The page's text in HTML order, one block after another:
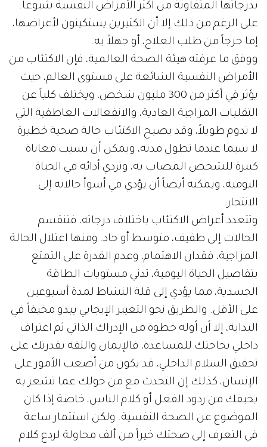
بدرجاتها المتفاوتة من أكثر الأمراض النفسية شيوعاً.
على الرغم من ذلك إلا أن الكثيرين يستكينون لأعراضها،
إما حرجاً من طلب العلاج، أو جهلاً به.
ووفق ما عرفته هيئة الصحة العالمية، فإن الاكتئاب من
الأمراض النفسية الشائعة على مستوى العالم، حيث
يؤثر في أكثر من 300 مليون شخص، ويختلف كلياً عن
التقلبات المزاجية العادية، والانفعالات العاطفية التي
لا تدوم طويلاً، وقد يصبح الاكتئاب حالة صحية خطيرة
لا سيما عندما تطول مدته، ويمكن أن يسبب معاناة
كبيرة للشخص المصاب به، وتردي أدائه في الحياة
اليومية، ويمكنه أيضاً أن يؤدي في أسوأ حالاته إلى
الانتحار.
وتتعدد أعراض الاكتئاب باختلاف درجاته، فتنقسم
الحالات إلى طفيف، متوسط أو حاد. ومنها اعتلال الحالة
المزاجية، فقدان الاهتمام، وعدم القدرة على التمتع
بتفاصيل الحياة اليومية، تدني مستويات الطاقة
الجسدية، مما يؤدي إلى قلة النشاط لمدة أسبوعين
على الأقل. والطريق نحو التغيير الإيجابي يبدو مخيفاً في
البداية، إلا أن أوله خطوة من الإدراك الذاتي ثم اعتراف
داخلي بحاجتك للمساعدة، فالإيمان والثقة بقدرتك على
تحقيق السلام الداخلي، قد يكون من أصعب الأمور على
الإنسان، كذلك إن التحدث مع من حولك عما تشعر به
يخيفك من ردود الفعل أو كلام الناس، خاصة إذا كان
الموضوع عن الصحة النفسية. ولكن استثمار ساعة
في التعرف إلى صحتك خيراً من ألف محاولة لردع كلام